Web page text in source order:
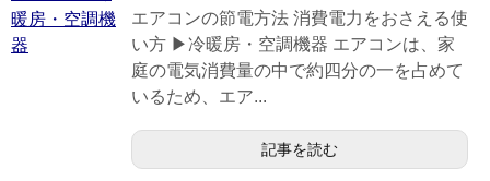
エアコンの節電方法 消費電力をおさえる使
い方 ▶冷暖房・空調機器 エアコンは、家
庭の電気消費量の中で約四分の一を占めて
いるため、エア...
記事を読む